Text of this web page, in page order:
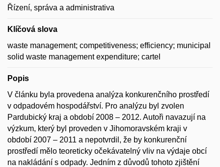
Řízení, správa a administrativa
Klíčová slova
waste management; competitiveness; efficiency; municipal
solid waste management expenditure; cartel
Popis
V článku byla provedena analýza konkurenčního prostředí
v odpadovém hospodářství. Pro analýzu byl zvolen
Pardubický kraj a období 2008 – 2012. Autoři navazují na
výzkum, který byl proveden v Jihomoravském kraji v
období 2007 – 2011 a nepotvrdil, že by konkurenční
prostředí mělo teoreticky očekávatelný vliv na výdaje obcí
na nakládání s odpady. Jedním z důvodů tohoto zjištění